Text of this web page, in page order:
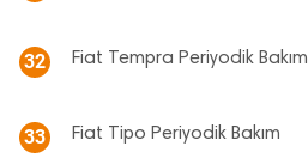
32 Fiat Tempra Periyodik Bakım
33 Fiat Tipo Periyodik Bakım